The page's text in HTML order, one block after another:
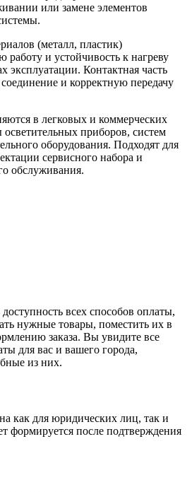
или замене элементов
(металл, пластик)
работу и устойчивость к нагреву
Контактная часть
и корректную передачу
в легковых и коммерческих
приборов, систем
оборудования. Подходят для
сервисного набора и
обслуживания.
всех способов оплаты,
нужные товары, поместить их в
заказа. Вы увидите все
для вас и вашего города,
из них.
как для юридических лиц, так и
формируется после подтверждения